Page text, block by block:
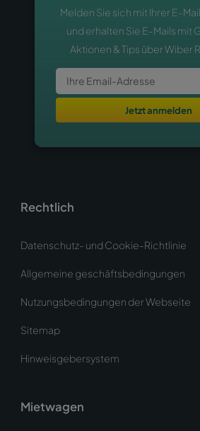
Melden Sie sich mit Ihrer E-
und erhalten Sie E-Mails mit
Aktionen & Tips über Wiber
Jetzt anmelden
Rechtlich
Datenschutz- und Cookie-Richtlinie
Allgemeine geschäftsbedingungen
Nutzungsbedingungen der Webseite
Sitemap
Hinweisgebersystem
Mietwagen